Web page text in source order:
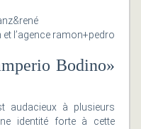
et l’agence ramon+pedro
Bodino»
audacieux à plusieurs
identité forte à cette